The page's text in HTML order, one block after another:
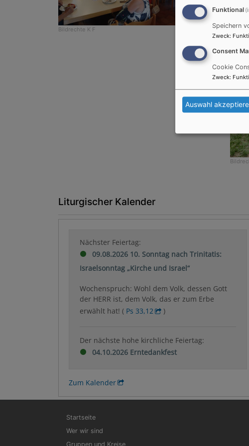
Bildrechte K F
Liturgischer Kalender
Nächster Feiertag:
09.08.2026 10. Sonntag nach Trinitatis:
Israelsonntag „Kirche und Israel“
Wochenspruch: Wohl dem Volk, dessen Gott
der HERR ist, dem Volk, das er zum Erbe
erwählt hat! ( Ps 33,12 )
Der nächste hohe kirchliche Feiertag:
04.10.2026 Erntedankfest
Zum Kalender
Hauptnavigation
Startseite
Wer wir sind
Gruppen und Kreise
Funktional
Speichern
Zweck:
Consent
Cookie
Zweck:
Auswahl